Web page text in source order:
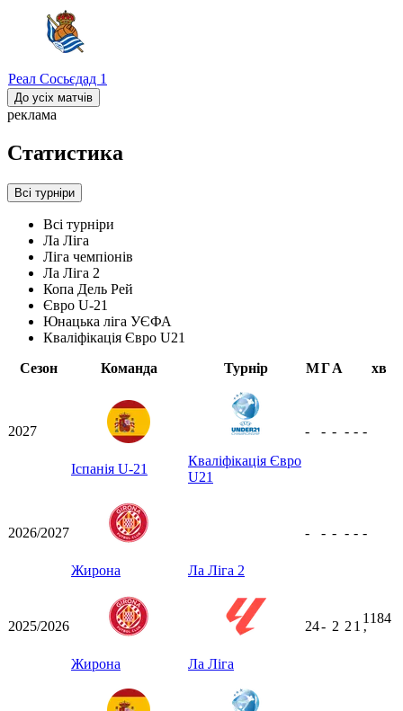
Реал Сосьєдад 1
До усіх матчів
реклама
Статистика
Всі турніри
Всі турніри
Ла Ліга
Ліга чемпіонів
Ла Ліга 2
Копа Дель Рей
Євро U-21
Юнацька ліга УЄФА
Кваліфікація Євро U21
Сезон
Команда Турнір МГА хв
2027
Іспанія U-21
Кваліфікація Євро
U21
- - - - - -
2026/2027
Жирона Ла Ліга 2
- - - - - -
2025/2026
Жирона Ла Ліга
24- 2 2 1
1184
ʼ